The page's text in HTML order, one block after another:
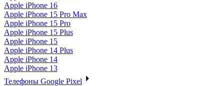
Apple iPhone 16
Apple iPhone 15 Pro Max
Apple iPhone 15 Pro
Apple iPhone 15 Plus
Apple iPhone 15
Apple iPhone 14 Plus
Apple iPhone 14
Apple iPhone 13
Телефоны Google Pixel